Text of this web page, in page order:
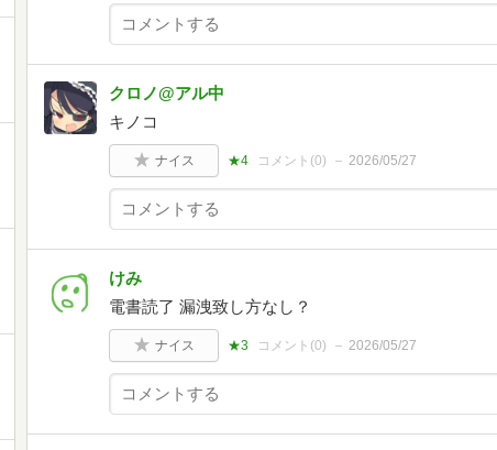
クロノ@アル中
キノコ
ナイス ★4 コメント(0) 2026/05/27
けみ
電書読了 漏洩致し方なし？
ナイス ★3 コメント(0) 2026/05/27